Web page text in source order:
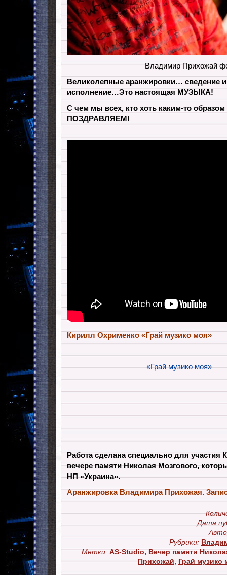
Владимир Прихожай
Великолепные аранжировки… сведение
исполнение…Это настоящая МУЗЫКА!
С чем мы всех, кто хоть каким-то
ПОЗДРАВЛЯЕМ!
Кирилл Охрименко «Грай музико моя»
«Грай музико моя»
Работа сделана специально для участия
вечере памяти Николая Мозгового,
НП «Украина».
Аранжировка Владимира Прихожая.
Дата
Рубрики:
Метки: AS-Studio,Вечер памяти
Прихожай,Грай музико